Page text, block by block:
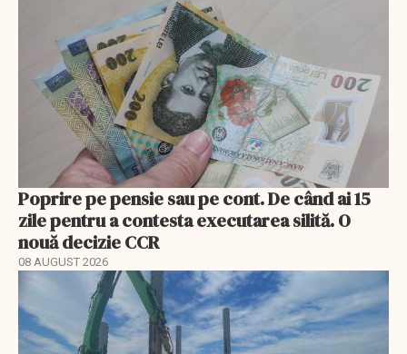
Poprire pe pensie sau pe cont. De când ai 15
zile pentru a contesta executarea silită. O
nouă decizie CCR
08 AUGUST 2026